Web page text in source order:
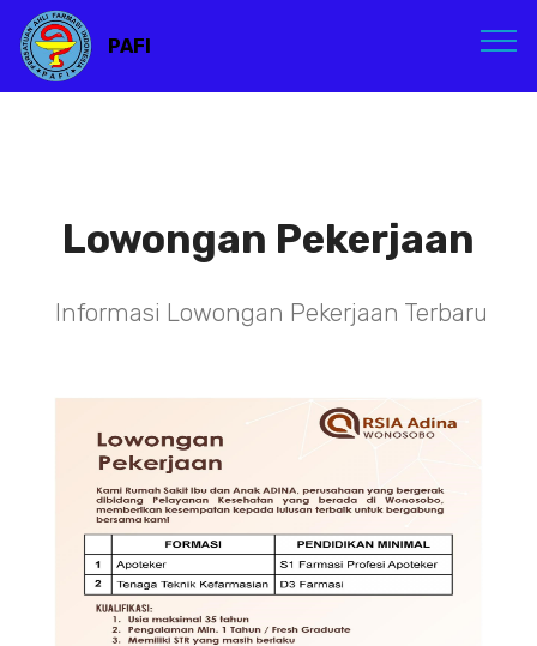
PAFI
Lowongan Pekerjaan
Informasi Lowongan Pekerjaan Terbaru
TENAGA TEKNIS
KEFARMASIAN DI RSIA ADINA
WONOSOBO
DIBUTUHKAN SEGERA TENAGA TEKNIS
KEFARMASIAN DI RUMAH SAKIT IBU